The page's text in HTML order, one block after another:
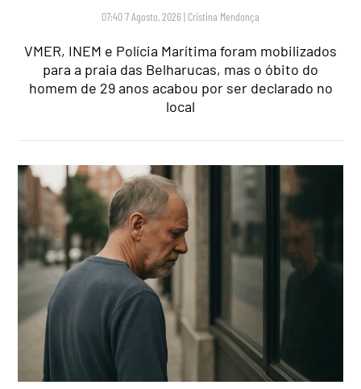
07:40 7 Agosto, 2026 | Cristina Mendonça
VMER, INEM e Polícia Marítima foram mobilizados
para a praia das Belharucas, mas o óbito do
homem de 29 anos acabou por ser declarado no
local